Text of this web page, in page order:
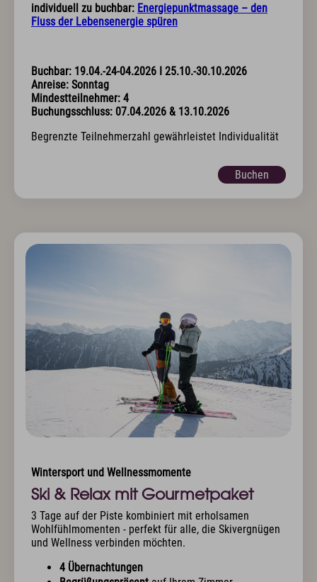
Kontakt
Anreise
Hotelgutschein
Exquisit Produkte
Oberstdorf im Allgäu
Kultur & Tradition
individuell zu buchbar: Energiepunktmassage – den
Fluss der Lebensenergie spüren
Buchbar: 19.04.-24-04.2026 I 25.10.-30.10.2026
Anreise: Sonntag
Mindestteilnehmer: 4
Buchungsschluss: 07.04.2026 & 13.10.2026
Begrenzte Teilnehmerzahl gewährleistet Individualität
Buchen
Wintersport und Wellnessmomente
Ski & Relax mit Gourmetpaket
3 Tage auf der Piste kombiniert mit erholsamen
Wohlfühlmomenten - perfekt für alle, die Skivergnügen
und Wellness verbinden möchten.
4 Übernachtungen